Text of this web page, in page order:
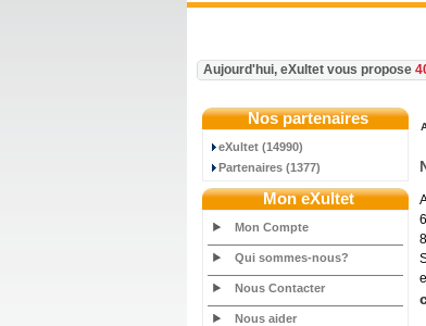
Aujourd'hui, eXultet vous propose
Nos partenaires
eXultet (14990)
Partenaires (1377)
Mon eXultet
Mon Compte
Qui sommes-nous?
Nous Contacter
Nous aider